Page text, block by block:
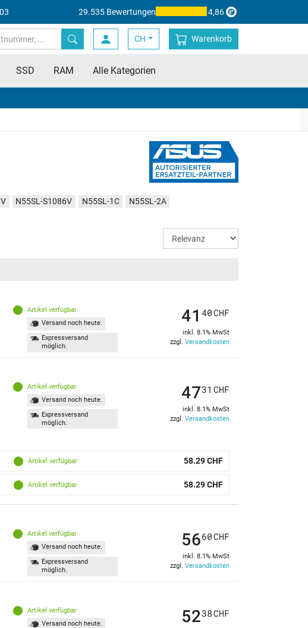
29.535 Bewertungen 4,86
CH Warenkorb
SSD RAM Alle Kategorien
N55SL-S1086V N55SL-1C N55SL-2A
Artikel verfügbar
Versand noch heute.
Expressversand
möglich.
4140CHF
inkl. 8.1% MwSt
zzgl. Versandkosten
Artikel verfügbar
Versand noch heute.
Expressversand
möglich.
4731 CHF
inkl. 8.1% MwSt
zzgl. Versandkosten
Artikel verfügbar 58.29 CHF
Artikel verfügbar 58.29 CHF
Artikel verfügbar
Versand noch heute.
Expressversand
möglich.
5660CHF
inkl. 8.1% MwSt
zzgl. Versandkosten
Artikel verfügbar
Versand noch heute.
5238CHF